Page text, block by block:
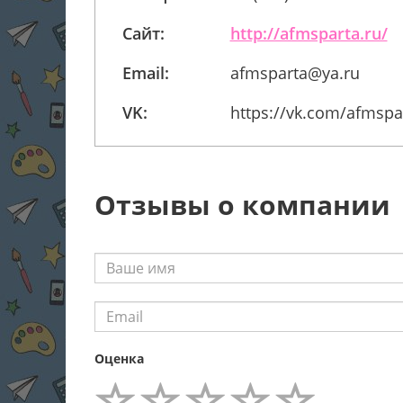
Сайт:
http://afmsparta.ru/
Email:
afmsparta@ya.ru
VK:
https://vk.com/
Отзывы о компании
Оценка